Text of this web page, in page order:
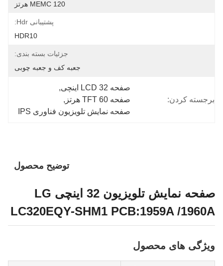
MEMC 120 هرتز
پشتیبانی Hdr:
HDR10
جزئیات بسته بندی:
جعبه کف و جعبه چوبی
برجسته کردن:
صفحه LCD 32 اینچی
,
صفحه TFT 60 هرتز
,
صفحه نمایش تلویزیون فناوری IPS
توضیح محصول
صفحه نمایش تلویزیون 32 اینچی LG
LC320EQY-SHM1 PCB:1959A /1960A
ویژگی های محصول